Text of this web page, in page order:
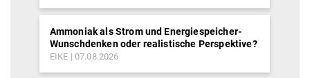
Ammoniak als Strom und Energiespeicher-
Wunschdenken oder realistische Perspektive?
EIKE 07.08.2026